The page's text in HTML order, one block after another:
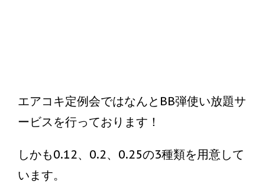
エアコキ定例会ではなんとBB弾使い放題サ
ービスを行っております！
しかも0.12、0.2、0.25の3種類を用意して
います。